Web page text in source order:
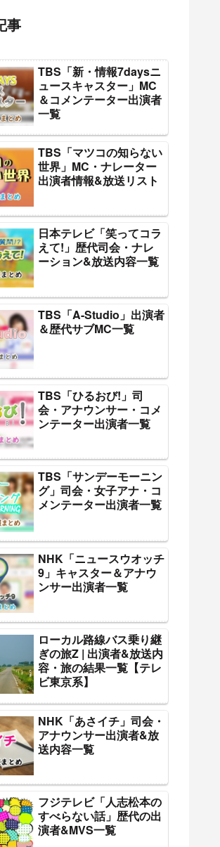
事
TBS「新・情報7daysニ
ュースキャスター」MC
＆コメンテーター出演者
一覧
TBS「マツコの知らない
世界」MC・ナレーター
出演者情報&放送リスト
日本テレビ「笑ってコラ
えて!」歴代司会・ナレ
ーション&放送内容一覧
TBS「A-Studio」出演者
＆歴代サブMC一覧
TBS「ひるおび!」司
会・アナウンサー・コメ
ンテーター出演者一覧
TBS「サンデーモーニン
グ」司会・女子アナ・コ
メンテーター出演者一覧
NHK「ニュースウオッチ
9」キャスター＆アナウ
ンサー出演者一覧
ローカル路線バス乗り継
ぎの旅Z | 出演者&放送内
容・旅の結果一覧【テレ
ビ東京系】
NHK「あさイチ」司会・
アナウンサー出演者&放
送内容一覧
フジテレビ「人志松本の
すべらない話」歴代の出
演者&MVS一覧